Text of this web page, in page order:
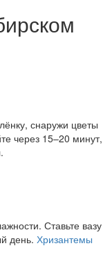
снаружи цветы
через 15–20 минут,
Ставьте вазу
день. Хризантемы